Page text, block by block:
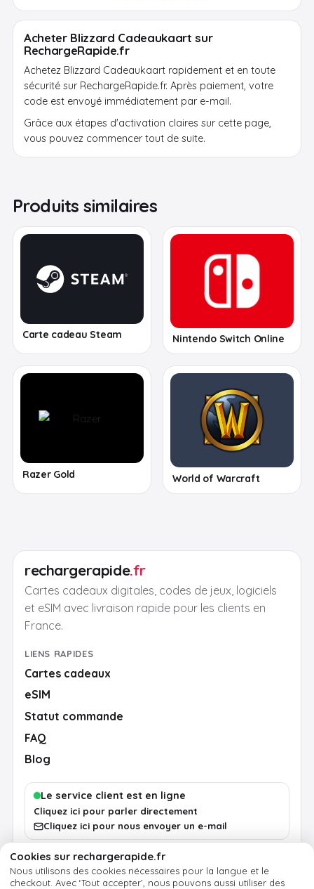
Acheter Blizzard Cadeaukaart sur
RechargeRapide.fr
Achetez Blizzard Cadeaukaart rapidement et en toute
sécurité sur RechargeRapide.fr. Après paiement, votre
code est envoyé immédiatement par e-mail.
Grâce aux étapes d'activation claires sur cette page,
vous pouvez commencer tout de suite.
Produits similaires
Carte cadeau Steam Nintendo Switch Online
Razer Gold World of Warcraft
rechargerapide.fr
Cartes cadeaux digitales, codes de jeux, logiciels
et eSIM avec livraison rapide pour les clients en
France.
LIENS RAPIDES
Cartes cadeaux
eSIM
Statut commande
FAQ
Blog
Le service client est en ligne
Cliquez ici pour parler directement
Cliquez ici pour nous envoyer un e-mail
ConditionsConfidentialitéCookiesMentions légales
Cookies sur rechargerapide.fr
Nous utilisons des cookies nécessaires pour la langue et le
checkout. Avec ‘Tout accepter’, nous pouvons aussi utiliser des